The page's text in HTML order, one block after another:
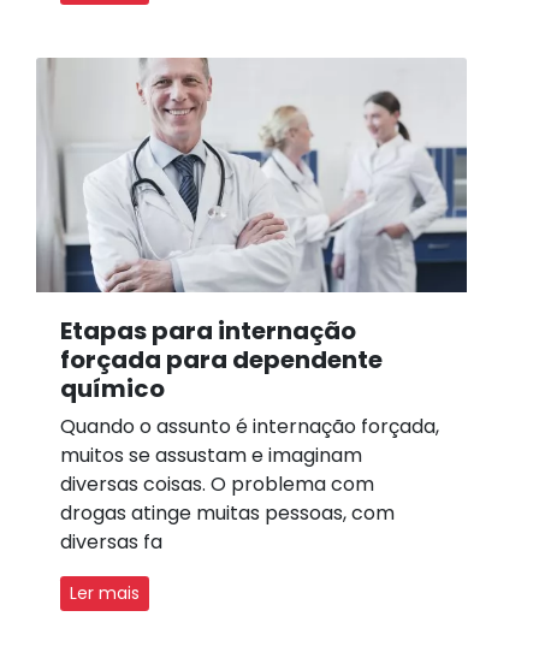
Etapas para internação
forçada para dependente
químico
Quando o assunto é internação forçada,
muitos se assustam e imaginam
diversas coisas. O problema com
drogas atinge muitas pessoas, com
diversas fa
Ler mais